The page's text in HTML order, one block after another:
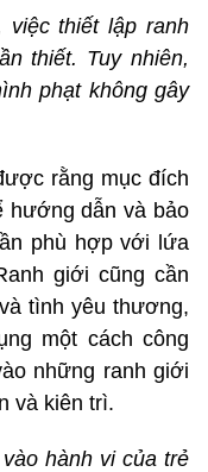
việc thiết lập ranh
thiết. Tuy nhiên,
phạt không gây
rằng mục đích
hướng dẫn và bảo
phù hợp với lứa
giới cũng cần
tình yêu thương,
một cách công
những ranh giới
và kiên trì.
hành vi của trẻ